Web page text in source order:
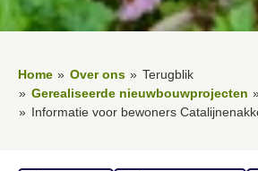
Home Over ons
Terugblik
Gerealiseerde nieuwbouwprojecten
Informatie voor bewoners